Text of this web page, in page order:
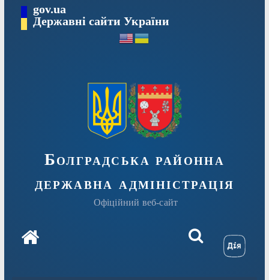
Перейтиgov.ua
Державні сайти України
Болградська районна
державна адміністрація
Офіційний веб-сайт